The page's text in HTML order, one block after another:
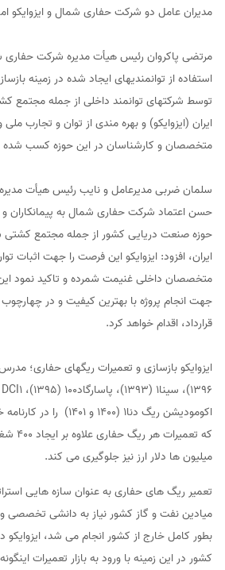
مدیران عامل دو شرکت حفاری شمال و ایزوایکو
مرتضی پاکروان رئیس هیأت مدیره شرکت
استفاده از توانمندیهای ایجاد شده در زمینه
توسط شرکتهای توانمند داخلی از جمله مجتمع
ایران (ایزوایکو) و بهره مندی از توان و تجارب
متخصصان و کارشناسان در این حوزه کسب شده
سلمان ضربی مدیرعامل و نایب رئیس هیأت مدیره
حسن اعتماد شرکت حفاری شمال به پیمانکاران
حوزه صنعت دریایی کشور از جمله مجتمع کشتی
ایران، افزود: ایزوایکو این فرصت را جهت اثبات
متخصصان داخلی غنیمت شمرده و تاکید نمود
جهت انجام پروژه با بهترین کیفیت و در
قرارداد، اقدام خواهد کرد.
اکومودیشن ریگ دنا1 (1400
که
میلیون ها دلار ارز نیز جلوگیری می کند.
تعمیر ریگ های حفاری به عنوان سازه هایی
میادین نفت و گاز کشور نیاز به دانشی تخصصی
بطور کامل خارج از کشور انجام می شد،
کشور در این زمینه با ورود به بازار تعمیرات